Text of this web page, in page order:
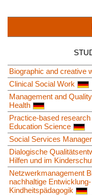
Biographic and creative
Clinical Social Work
Management and
Health
Practice-based
Education Science
Social Services
Dialogische
Hilfen und im
Netzwerkmanagement
nachhaltige
Kindheitspädagogik